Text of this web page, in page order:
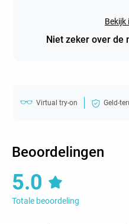
Bekijk
Niet zeker over de
Virtual try-on Geld-
Beoordelingen
5.0
Totale beoordeling